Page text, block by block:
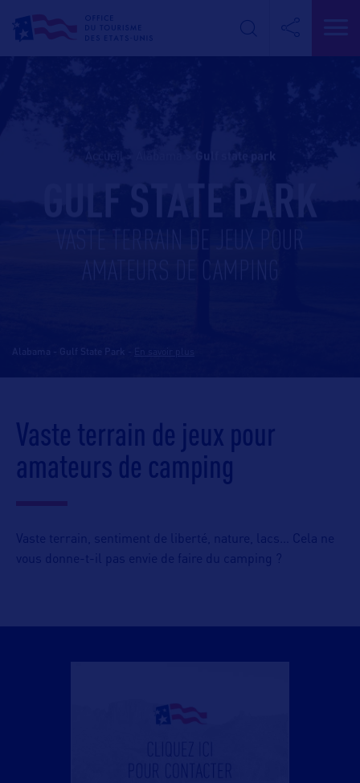
Vaste terrain de jeux pour
amateurs de camping
Vaste terrain, sentiment de liberté, nature, lacs… Cela ne
vous donne-t-il pas envie de faire du camping ?